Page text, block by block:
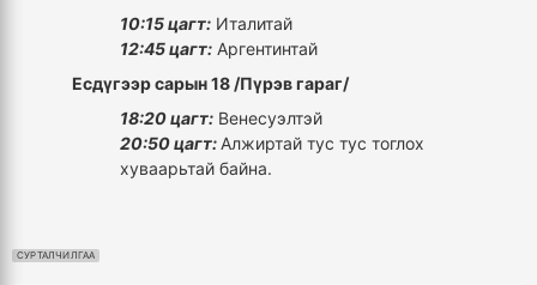
10:15 цагт: Италитай
12:45 цагт: Аргентинтай
Есдүгээр сарын 18 /Пүрэв гараг/
18:20 цагт: Венесуэлтэй
20:50 цагт: Алжиртай тус тус тоглох
хуваарьтай байна.
СУРТАЛЧИЛГАА